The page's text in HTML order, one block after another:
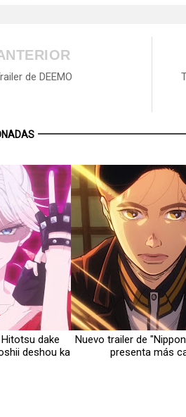
de DEEMO
dake
deshou ka
Nuevo trailer de
presenta más